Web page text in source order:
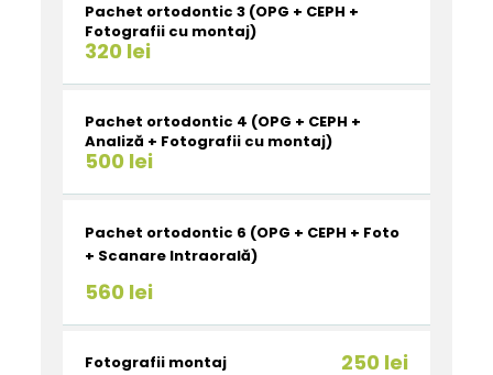
Pachet ortodontic 3 (OPG + CEPH +
Fotografii cu montaj)
320 lei
Pachet ortodontic 4 (OPG + CEPH +
Analiză + Fotografii cu montaj)
500 lei
Pachet ortodontic 6 (OPG + CEPH + Foto
+ Scanare Intraorală)
560 lei
Fotografii montaj 250 lei